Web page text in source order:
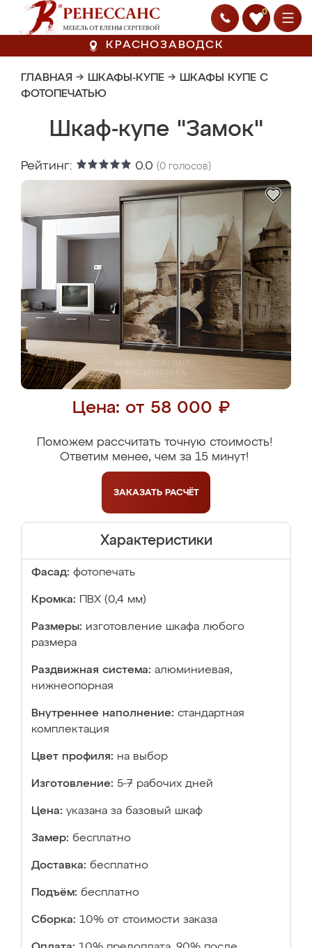
0
КРАСНОЗАВОДСК
ГЛАВНАЯ → ШКАФЫ-КУПЕ → ШКАФЫ КУПЕ С
ФОТОПЕЧАТЬЮ
Шкаф-купе "Замок"
Рейтинг: 0.0 (0 голосов)
Цена: от 58 000 ₽
Поможем рассчитать точную стоимость!
Ответим менее, чем за 15 минут!
ЗАКАЗАТЬ РАСЧЁТ
Характеристики
Фасад: фотопечать
Кромка: ПВХ (0,4 мм)
Размеры: изготовление шкафа любого
размера
Раздвижная система: алюминиевая,
нижнеопорная
Внутреннее наполнение: стандартная
комплектация
Цвет профиля: на выбор
Изготовление: 5-7 рабочих дней
Цена: указана за базовый шкаф
Замер: бесплатно
Доставка: бесплатно
Подъём: бесплатно
Сборка: 10% от стоимости заказа